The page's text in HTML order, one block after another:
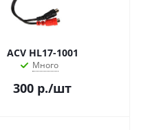
ACV HL17-1001
Много
300 р./шт